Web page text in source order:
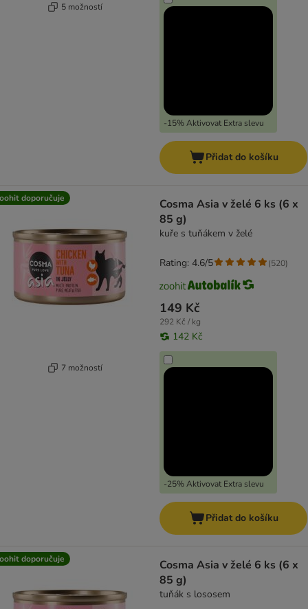
5 možností
-15% Aktivovat Extra slevu
Přidat do košíku
doporučuje
7 možností
Cosma Asia v želé 6 ks (6 x
85 g)
kuře s tuňákem v želé
149 Kč
292 Kč / kg
142 Kč
-25% Aktivovat Extra slevu
Rating: 4.6/5 (520)
Přidat do košíku
doporučuje
Cosma Asia v želé 6 ks (6 x
85 g)
tuňák s lososem